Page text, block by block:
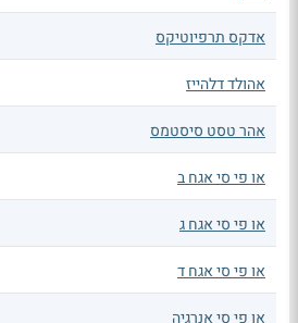
אדקס תרפיוטיקס
אהולד דלהייז
אהר טסט סיסטמס
או פי סי אגח ב
או פי סי אגח ג
או פי סי אגח ד
או פי סי אנרגיה